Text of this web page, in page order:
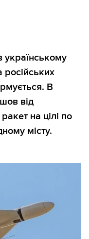
українському
російських
В
від
на цілі по
місту.